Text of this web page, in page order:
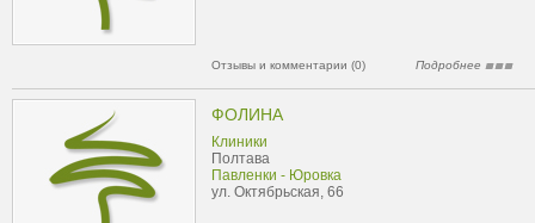
Отзывы и комментарии (0) Подробнее
ФОЛИНА
Клиники
Полтава
Павленки - Юровка
ул. Октябрьская, 66